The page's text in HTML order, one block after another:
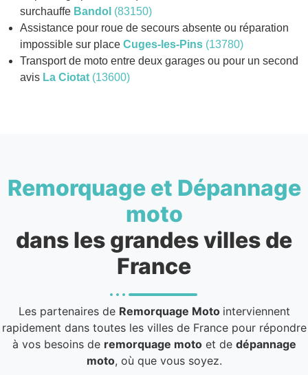
surchauffe Bandol (83150)
Assistance pour roue de secours absente ou réparation
impossible sur place Cuges-les-Pins (13780)
Transport de moto entre deux garages ou pour un second
avis La Ciotat (13600)
Remorquage et Dépannage
moto
dans les grandes villes de
France
Les partenaires de Remorquage Moto interviennent
rapidement dans toutes les villes de France pour répondre
à vos besoins de remorquage motoet de dépannage
moto, où que vous soyez.